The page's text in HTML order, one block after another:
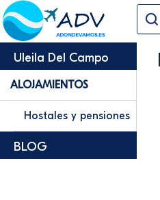
Uleila Del Campo
ALOJAMIENTOS
Hostales y pensiones
BLOG